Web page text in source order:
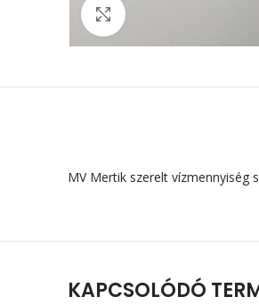
MV Mertik szerelt vízmennyiség
KAPCSOLÓDÓ